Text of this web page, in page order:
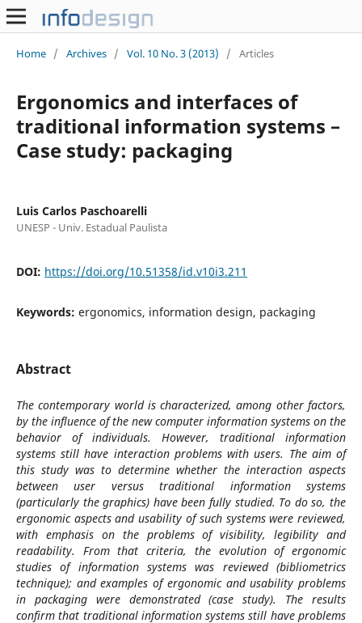
Home / Archives / Vol. 10 No. 3 (2013) / Articles
Ergonomics and interfaces of
traditional information systems –
Case study: packaging
Luis Carlos Paschoarelli
UNESP - Univ. Estadual Paulista
DOI: https://doi.org/10.51358/id.v10i3.211
Keywords: ergonomics, information design, packaging
Abstract
The contemporary world is characterized, among other factors,
by the influence of the new computer information systems on the
behavior of individuals. However, traditional information
systems still have interaction problems with users. The aim of
this study was to determine whether the interaction aspects
between user versus traditional information systems
(particularly the graphics) have been fully studied. To do so, the
ergonomic aspects and usability of such systems were reviewed,
with emphasis on the problems of visibility, legibility and
readability. From that criteria, the evolution of ergonomic
studies of information systems was reviewed (bibliometrics
technique); and examples of ergonomic and usability problems
in packaging were demonstrated (case study). The results
confirm that traditional information systems still have problems